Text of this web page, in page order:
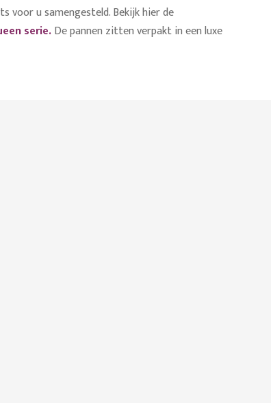
voor u samengesteld. Bekijk hier de
serie.De pannen zitten verpakt in een luxe